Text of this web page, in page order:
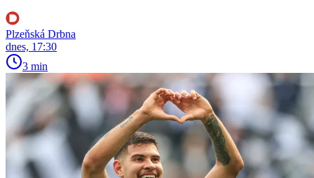
Plzeňská Drbna
dnes, 17:30
3 min